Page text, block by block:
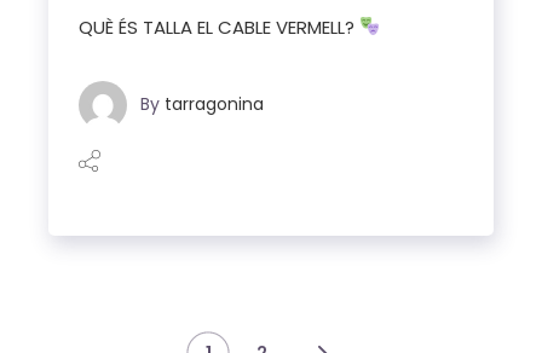
QUÈ ÉS TALLA EL CABLE VERMELL?
By tarragonina